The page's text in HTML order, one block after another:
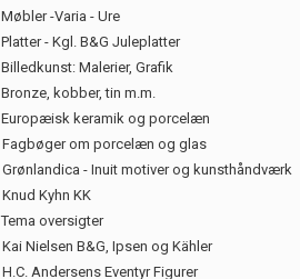
Møbler -Varia - Ure
Platter - Kgl. B&G Juleplatter
Billedkunst: Malerier, Grafik
Bronze, kobber, tin m.m.
Europæisk keramik og porcelæn
Fagbøger om porcelæn og glas
Grønlandica - Inuit motiver og kunsthåndværk
Knud Kyhn KK
Tema oversigter
Kai Nielsen B&G, Ipsen og Kähler
H.C. Andersens Eventyr Figurer